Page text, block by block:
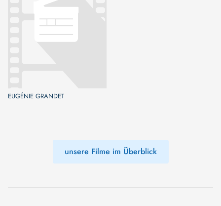
EUGÉNIE GRANDET
unsere Filme im Überblick